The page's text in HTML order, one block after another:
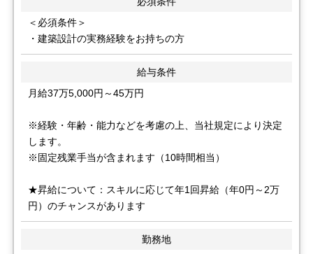
＜必須条件＞
・建築設計の実務経験をお持ちの方
給与条件
月給37万5,000円～45万円
※経験・年齢・能力などを考慮の上、当社規定により決定
します。
※固定残業手当が含まれます（10時間相当）
★昇給について：スキルに応じて年1回昇給（年0円～2万
円）のチャンスがあります
勤務地